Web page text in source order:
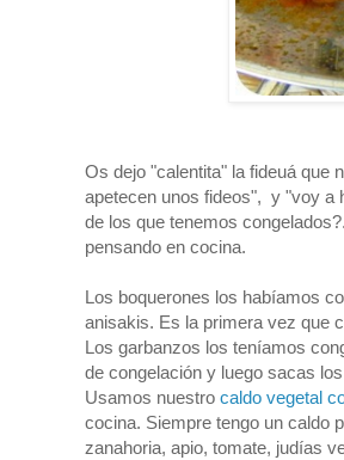
Os dejo "calentita" la fideuá que
apetecen unos fideos", y "voy a
de los que tenemos
pensando en cocina.
Los boquerones los habíamos
anisakis. Es la primera vez que
Los garbanzos los teníamos
de congelación y luego sacas
Usamos nuestro caldo vegetal
cocina. Siempre tengo un caldo
zanahoria, apio, tomate, judías